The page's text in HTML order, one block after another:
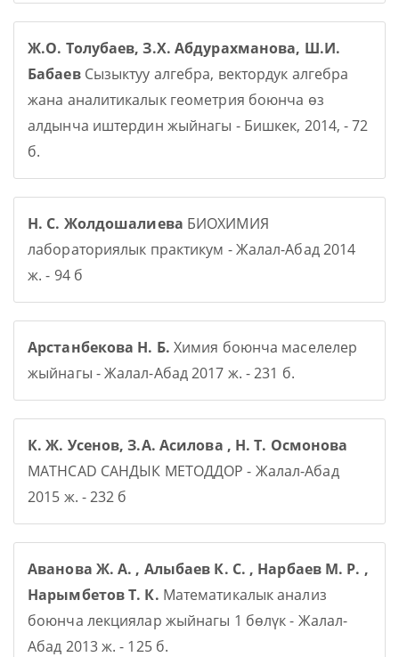
Ж.О. Толубаев, З.Х. Абдурахманова, Ш.И.
БабаевСызыктуу алгебра, вектордук алгебра
жана аналитикалык геометрия боюнча өз
алдынча иштердин жыйнагы - Бишкек, 2014, - 72
б.
Н. С. Жолдошалиева БИОХИМИЯ
лабораториялык практикум - Жалал-Абад 2014
ж. - 94 б
Арстанбекова Н. Б. Химия боюнча маселелер
жыйнагы - Жалал-Абад 2017 ж. - 231 б.
К. Ж. Усенов, З.А. Асилова , Н. Т. Осмонова
MATHCAD САНДЫК МЕТОДДОР - Жалал-Абад
2015 ж. - 232 б
Аванова Ж. А. , Алыбаев К. С. , Нарбаев М. Р. ,
Нарымбетов Т. К. Математикалык анализ
боюнча лекциялар жыйнагы 1 бөлүк - Жалал-
Абад 2013 ж. - 125 б.